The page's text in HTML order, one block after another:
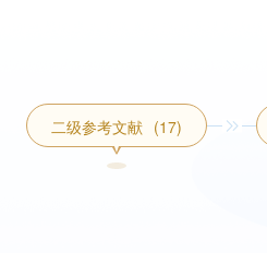
二级参考文献 (17)